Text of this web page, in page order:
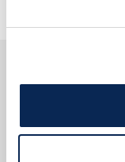
Dijkman